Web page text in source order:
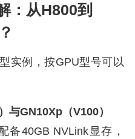
：从H800到
实例，按GPU型号可以
与GN10Xp（V100）
备40GB NVLink显存，